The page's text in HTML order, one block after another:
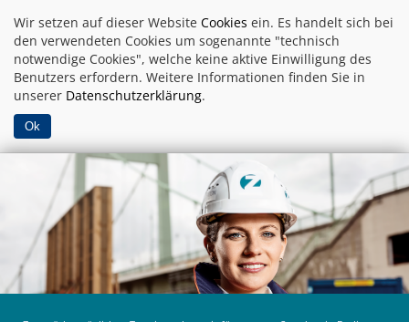
Wir setzen auf dieser Website Cookies ein. Es handelt sich bei
den verwendeten Cookies um sogenannte "technisch
notwendige Cookies", welche keine aktive Einwilligung des
Benutzers erfordern. Weitere Informationen finden Sie in
unserer Datenschutzerklärung.
Ok